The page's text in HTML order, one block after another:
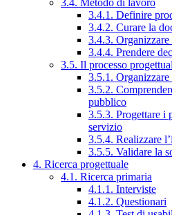
3.4. Metodo di lavoro
3.4.1. Definire
3.4.2. Curare la
3.4.3.
3.4.4. Prendere
3.5. Il processo
3.5.1.
3.5.2.
pubblico
3.5.3. Progettare i
servizio
3.5.4. Realizzare
3.5.5. Validare la
4. Ricerca progettuale
4.1. Ricerca primaria
4.1.1. Interviste
4.1.2. Questionari